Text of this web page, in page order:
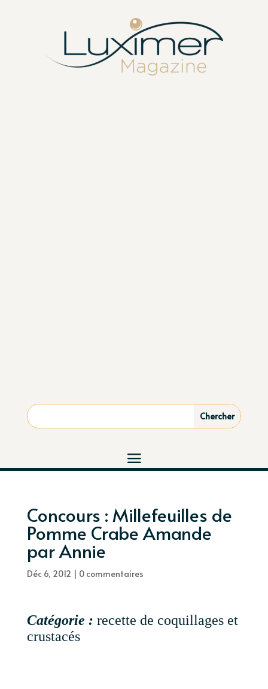
Concours : Millefeuilles de
Pomme Crabe Amande
par Annie
Déc 6, 2012 | 0 commentaires
Catégorie : recette de coquillages et
crustacés